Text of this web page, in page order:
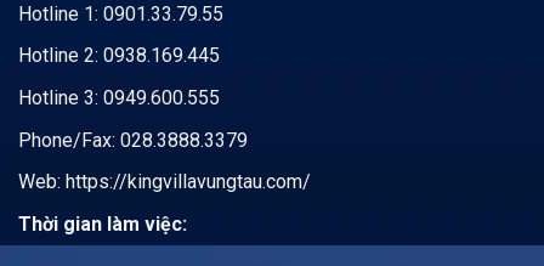
Hotline 1: 0901.33.79.55
Hotline 2: 0938.169.445
Hotline 3: 0949.600.555
Phone/Fax: 028.3888.3379
Web: https://kingvillavungtau.com/
Thời gian làm việc: